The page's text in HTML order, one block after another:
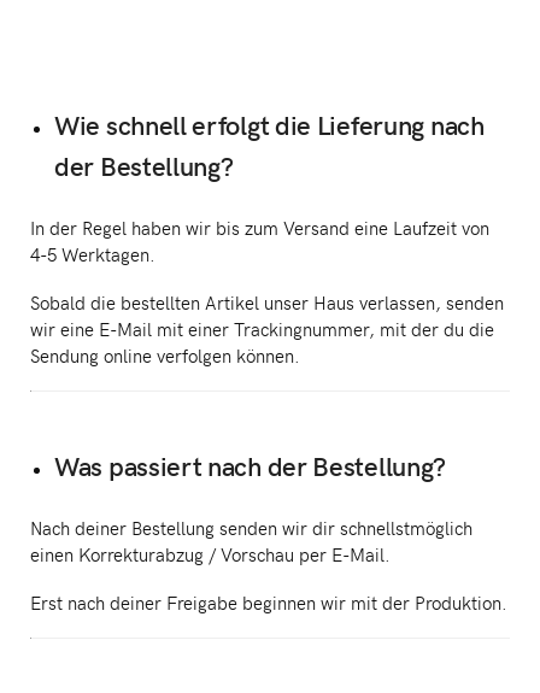
Wie schnell erfolgt die Lieferung nach
der Bestellung?
In der Regel haben wir bis zum Versand eine Laufzeit von
4-5 Werktagen.
Sobald die bestellten Artikel unser Haus verlassen, senden
wir eine E-Mail mit einer Trackingnummer, mit der du die
Sendung online verfolgen können.
Was passiert nach der Bestellung?
Nach deiner Bestellung senden wir dir schnellstmöglich
einen Korrekturabzug / Vorschau per E-Mail.
Erst nach deiner Freigabe beginnen wir mit der Produktion.